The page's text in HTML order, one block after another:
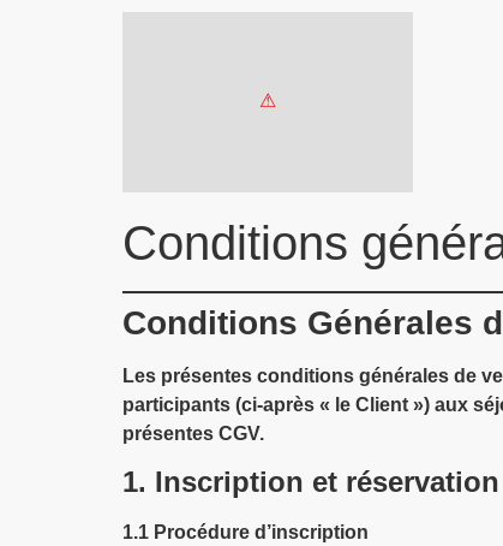
Conditions
Conditions Générales
Les présentes conditions générales de
participants (ci-après « le Client ») aux
présentes CGV.
1. Inscription et réservation
1.1 Procédure d’inscription